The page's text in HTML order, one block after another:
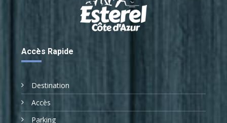
Accès Rapide
Destination
Accès
Parking